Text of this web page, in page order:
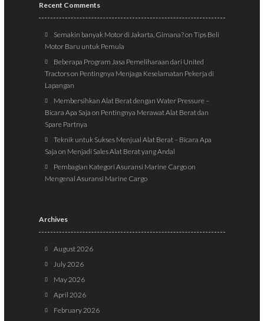
Recent Comments
Semakin banyak Motor di Jakarta, Gimana?onTips Beli
Motor Baru untuk Pemula
Beberapa Program Jasa Pemeliharaan dari United
Tractorson Pentingnya Menjaga Keselamatan Pekerja di
Lapangan
Membersihkan Alat Berat dengan Water Pressure –
Bicara Apa Saja on Pentingnya Merawat Alat Berat dan
Spare Partnya
Teknik untuk Sukses Menjual Alat Berat – Bicara Apa
Saja on Menjadi Sales Alat Berat yang Andal
Pembagian Kategori Asuransi Marine Cargoon
Mengenal Asuransi Marine Cargo
Archives
August 2026
July 2026
May 2026
April 2026
February 2026